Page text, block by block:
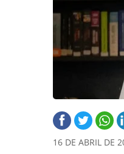
16 DE ABRIL DE